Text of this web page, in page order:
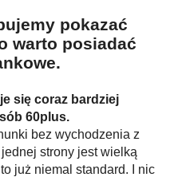
pokazać
warto posiadać
się coraz bardziej
60plus.
bez wychodzenia z
strony jest wielką
już niemal standard. I nic